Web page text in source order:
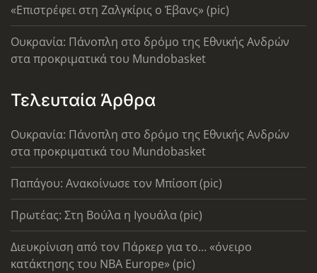
«Επιστρέφει στη Ζαλγκίρις ο Έβανς» (pic)
Ουκρανία: Πάνοπλη στο δρόμο της Εθνικής Ανδρών
στα προκριματικά του Mundobasket
Τελευταία Άρθρα
Ουκρανία: Πάνοπλη στο δρόμο της Εθνικής Ανδρών
στα προκριματικά του Mundobasket
Παπάγου: Ανακοίνωσε τον Μπίσοπ (pic)
Πρωτέας: Στη Βούλα η Ιγουάλα (pic)
Διευκρίνιση από τον Πάρκερ για το... «όνειρο
κατάκτησης του ΝΒΑ Europe» (pic)